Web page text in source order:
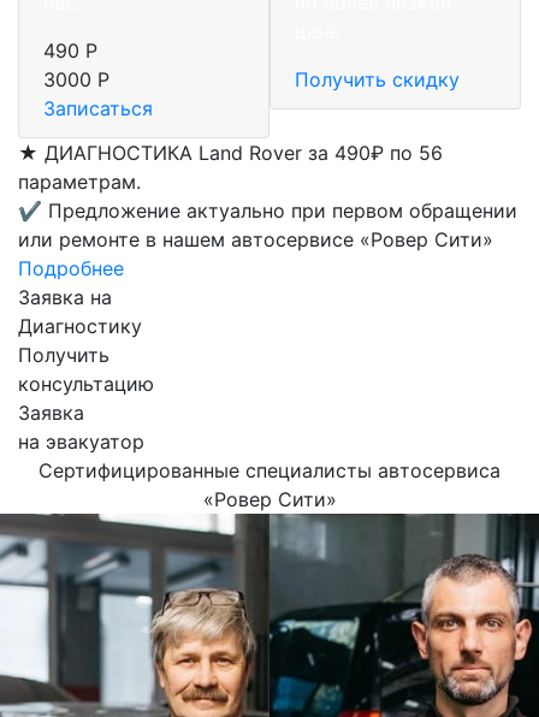
490 Р
3000 Р
Записаться
Получить скидку
★ ДИАГНОСТИКА Land Rover за 490₽ по 56
параметрам.
✔ Предложение актуально при первом обращении
или ремонте в нашем автосервисе «Ровер Сити»
Подробнее
Заявка на
Диагностику
Получить
консультацию
Заявка
на эвакуатор
Сертифицированные специалисты автосервиса
«Ровер Сити»